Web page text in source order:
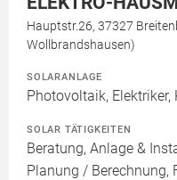
Hauptstr.26, 37327
Wollbrandshausen)
SOLARANLAGE
Photovoltaik, Elektriker,
SOLAR TÄTIGKEITEN
Beratung, Anlage &
Planung / Berechnung,